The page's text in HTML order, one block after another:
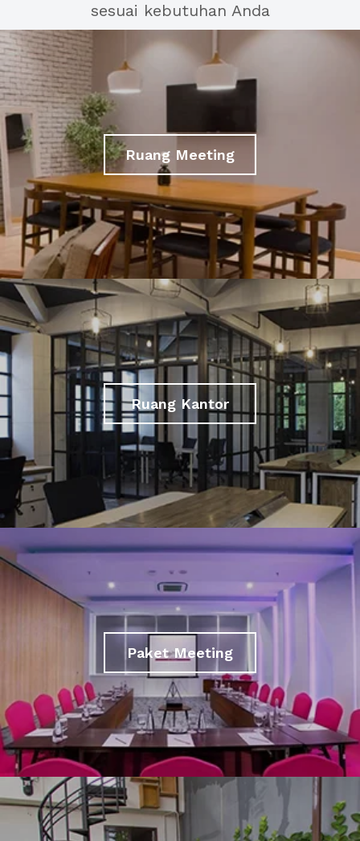
sesuai kebutuhan Anda
Ruang Meeting
Ruang Kantor
Paket Meeting